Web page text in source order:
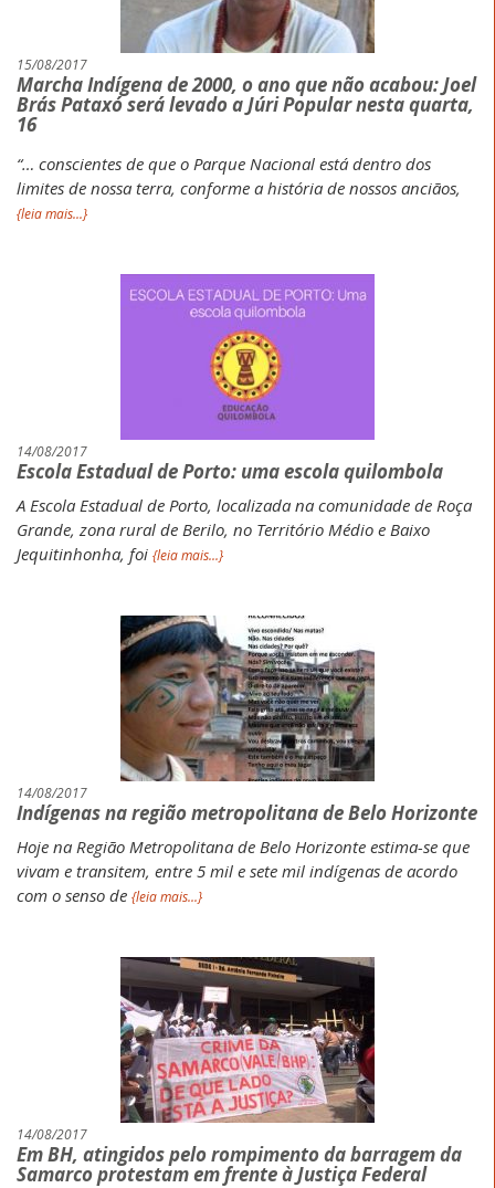
15/08/2017
Marcha Indígena de 2000, o ano que não acabou: Joel
Brás Pataxó será levado a Júri Popular nesta quarta,
16
“… conscientes de que o Parque Nacional está dentro dos
limites de nossa terra, conforme a história de nossos anciãos,
{leia mais...}
14/08/2017
Escola Estadual de Porto: uma escola quilombola
A Escola Estadual de Porto, localizada na comunidade de Roça
Grande, zona rural de Berilo, no Território Médio e Baixo
Jequitinhonha, foi {leia mais...}
14/08/2017
Indígenas na região metropolitana de Belo Horizonte
Hoje na Região Metropolitana de Belo Horizonte estima-se que
vivam e transitem, entre 5 mil e sete mil indígenas de acordo
com o senso de {leia mais...}
14/08/2017
Em BH, atingidos pelo rompimento da barragem da
Samarco protestam em frente à Justiça Federal